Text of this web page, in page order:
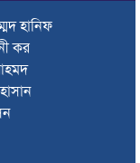
মৃত্যু
হানিফ
কর